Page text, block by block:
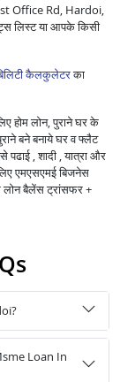
Office Rd, Hardoi,
लिस्ट या आपके किसी
कैलकुलेटरका
होम लोन, पुराने घर के
बने बनाये घर व फ्लैट
, शादी , यात्रा और
एमएसएमई बिजनेस
लोन बैलेंस ट्रांसफर +
Loan In